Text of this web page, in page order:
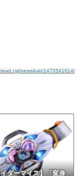
news4vip/1470541614/
ダーマイス】「変身